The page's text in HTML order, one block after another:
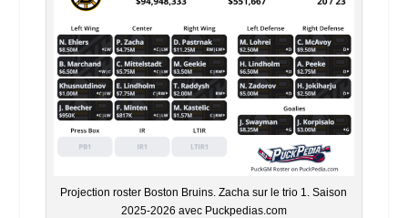
Projection roster Boston Bruins. Zacha sur le trio 1. Saison
2025-2026 avec Puckpedias.com